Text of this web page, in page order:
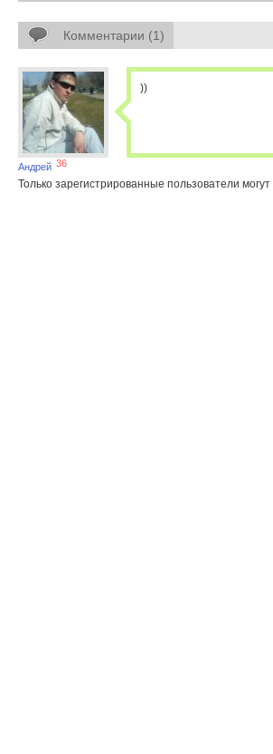
Комментарии (1)
Андрей 36
))
Только зарегистрированные пользователи